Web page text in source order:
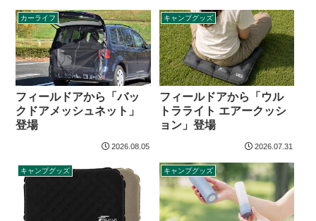
カーライフ
フィールドアから「バッ
クドアメッシュネット」
登場
2026.08.05
キャンプグッズ
フィールドアから「ウル
トラライト エアークッシ
ョン」登場
2026.07.31
キャンプグッズ キャンプグッズ